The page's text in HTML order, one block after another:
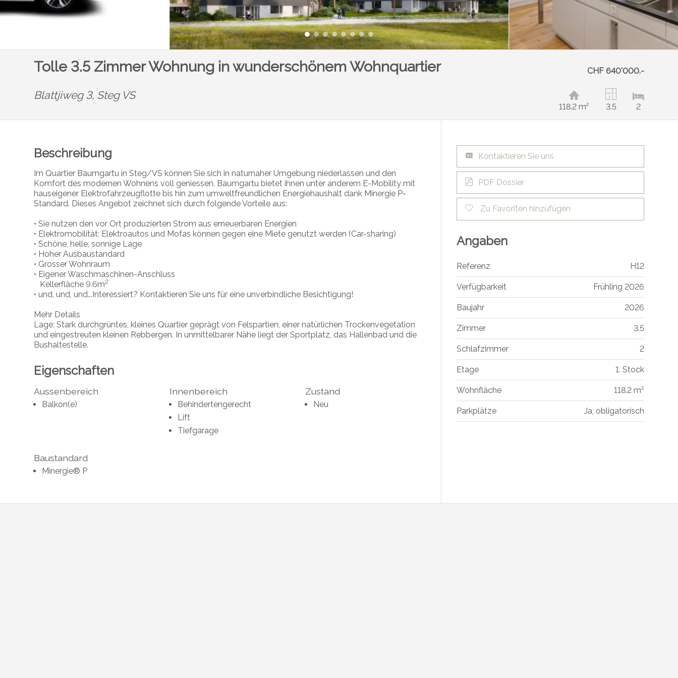
Tolle 3.5 Zimmer Wohnung in wunderschönem Wohnquartier CHF 640'000.-
Blattjiweg 3, Steg VS
118.2 m² 3.5 2
Beschreibung
Im Quartier Baumgartu in Steg/VS können Sie sich in naturnaher Umgebung niederlassen und den
Komfort des modernen Wohnens voll geniessen. Baumgartu bietet ihnen unter anderem E-Mobility mit
hauseigener Elektrofahrzeugflotte bis hin zum umweltfreundlichen Energiehaushalt dank Minergie P-
Standard. Dieses Angebot zeichnet sich durch folgende Vorteile aus:
• Sie nutzen den vor Ort produzierten Strom aus erneuerbaren Energien
• Elektromobilität: Elektroautos und Mofas können gegen eine Miete genutzt werden (Car-sharing)
• Schöne, helle, sonnige Lage
• Hoher Ausbaustandard
• Grosser Wohnraum
• Eigener Waschmaschinen-Anschluss
Kellerfläche 9.6m2
• und, und, und...Interessiert? Kontaktieren Sie uns für eine unverbindliche Besichtigung!
Mehr Details
Lage: Stark durchgrüntes, kleines Quartier geprägt von Felspartien, einer natürlichen Trockenvegetation
und eingestreuten kleinen Rebbergen. In unmittelbarer Nähe liegt der Sportplatz, das Hallenbad und die
Bushaltestelle.
Eigenschaften
Aussenbereich
Balkon(e)
Innenbereich
Behindertengerecht
Lift
Tiefgarage
Zustand
Neu
Baustandard
Minergie® P
Kontaktieren Sie uns
PDF Dossier
Zu Favoriten hinzufügen
Angaben
Referenz H12
Verfügbarkeit Frühling 2026
Baujahr 2026
Zimmer 3.5
Schlafzimmer 2
Etage 1. Stock
Wohnfläche 118.2 m²
Parkplätze Ja, obligatorisch